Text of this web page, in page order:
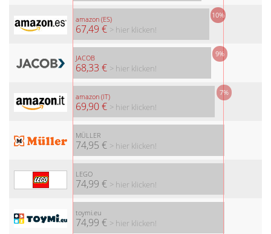
amazon (ES)
67,49 €
10%
> hier klicken!
JACOB
68,33 €
9%
> hier klicken!
amazon (IT)
69,90 €
7%
> hier klicken!
MÜLLER
74,95 € > hier klicken!
LEGO
74,99 € > hier klicken!
toymi.eu
74,99 € > hier klicken!